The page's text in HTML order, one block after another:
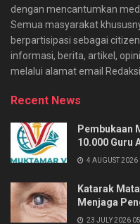
dengan mencantumkan
Semua masyarakat
berpartisipasi sebagai
informasi, berita, artikel,
melalui alamat email Redaksi.
Recent News
Pembukaan
10.000 Guru
4 AUGUST 2026
Katarak
Menjaga
23 JULY 2026